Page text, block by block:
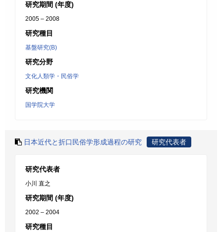
研究期間 (年度)
2005 – 2008
研究種目
基盤研究(B)
研究分野
文化人類学・民俗学
研究機関
国学院大学
日本近代と折口民俗学形成過程の研究 研究代表者
研究代表者
小川 直之
研究期間 (年度)
2002 – 2004
研究種目